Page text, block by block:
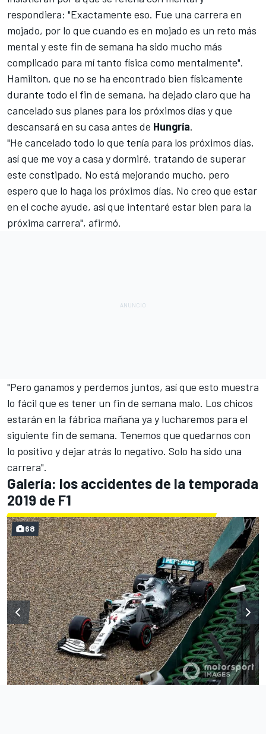
respondiera: "Exactamente eso. Fue una carrera en
mojado, por lo que cuando es en mojado es un reto más
mental y este fin de semana ha sido mucho más
complicado para mí tanto física como mentalmente".
Hamilton, que no se ha encontrado bien físicamente
durante todo el fin de semana, ha dejado claro que ha
cancelado sus planes para los próximos días y que
descansará en su casa antes de Hungría.
"He cancelado todo lo que tenía para los próximos días,
así que me voy a casa y dormiré, tratando de superar
este constipado. No está mejorando mucho, pero
espero que lo haga los próximos días. No creo que estar
en el coche ayude, así que intentaré estar bien para la
próxima carrera", afirmó.
"Pero ganamos y perdemos juntos, así que esto muestra
lo fácil que es tener un fin de semana malo. Los chicos
estarán en la fábrica mañana ya y lucharemos para el
siguiente fin de semana. Tenemos que quedarnos con
lo positivo y dejar atrás lo negativo. Solo ha sido una
carrera".
Galería: los accidentes de la temporada
2019 de F1
68